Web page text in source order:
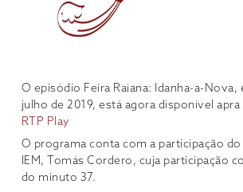
O episódio Feira Raiana: Idanha-a-Nova,
julho de 2019, está agora disponível
RTP Play
O programa conta com a participação
IEM, Tomás Cordero, cuja participação
do minuto 37.